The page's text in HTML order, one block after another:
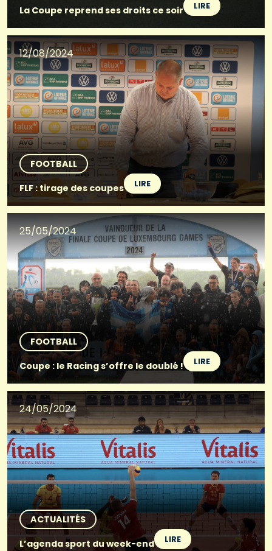
La Coupe reprend ses droits ce soir
LIRE
12/08/2024
FOOTBALL
FLF : tirage des coupes
LIRE
25/05/2024
FOOTBALL
Coupe : le Racing s’offre le doublé !
LIRE
24/05/2024
ACTUALITÉS
L’agenda sport du week-end
LIRE